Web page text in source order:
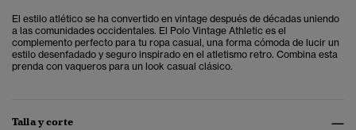
El estilo atlético se ha convertido en vintage después de décadas uniendo
a las comunidades occidentales. El Polo Vintage Athletic es el
complemento perfecto para tu ropa casual, una forma cómoda de lucir un
estilo desenfadado y seguro inspirado en el atletismo retro. Combina esta
prenda con vaqueros para un look casual clásico.
Talla y corte